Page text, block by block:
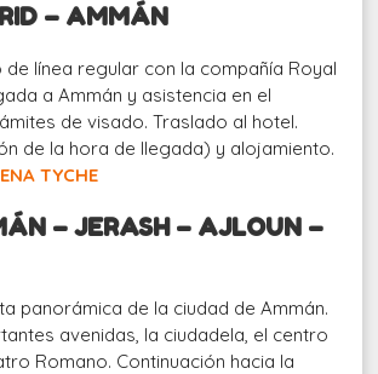
– AMMÁN
de línea regular con la compañía Royal
a Ammán y asistencia en el
de visado. Traslado al hotel.
de la hora de llegada) y alojamiento.
TYCHE
– JERASH – AJLOUN –
panorámica de la ciudad de Ammán.
avenidas, la ciudadela, el centro
Romano. Continuación hacia la